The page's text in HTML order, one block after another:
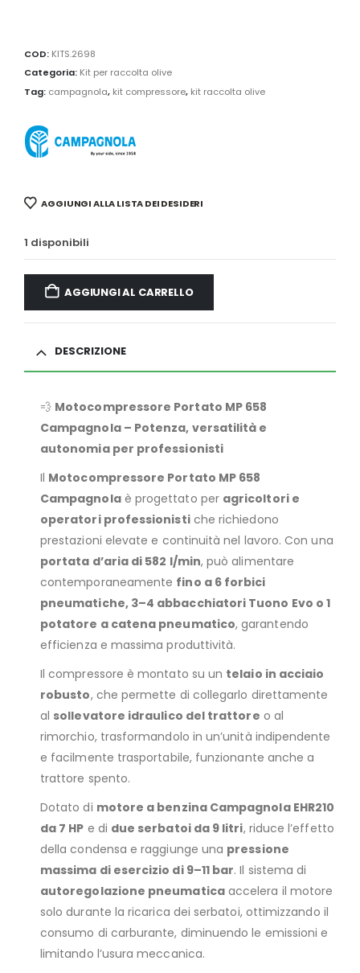
COD: KITS.2698
Categoria: Kit per raccolta olive
Tag: campagnola, kit compressore, kit raccolta olive
AGGIUNGI ALLA LISTA DEI DESIDERI
1 disponibili
AGGIUNGI AL CARRELLO
DESCRIZIONE
💨 Motocompressore Portato MP 658
Campagnola – Potenza, versatilità e
autonomia per professionisti
Il Motocompressore Portato MP 658
Campagnolaè progettato per agricoltori e
operatori professionistiche richiedono
prestazioni elevate e continuità nel lavoro. Con una
portata d’aria di 582 l/min, può alimentare
contemporaneamente fino a 6 forbici
pneumatiche, 3–4 abbacchiatori Tuono Evo o 1
potatore a catena pneumatico, garantendo
efficienza e massima produttività.
Il compressore è montato su un telaio in acciaio
robusto, che permette di collegarlo direttamente
al sollevatore idraulico del trattore o al
rimorchio, trasformandolo in un’unità indipendente
e facilmente trasportabile, funzionante anche a
trattore spento.
Dotato di motore a benzina Campagnola EHR210
da 7 HP e di due serbatoi da 9 litri, riduce l’effetto
della condensa e raggiunge una pressione
massima di esercizio di 9–11 bar. Il sistema di
autoregolazione pneumaticaaccelera il motore
solo durante la ricarica dei serbatoi, ottimizzando il
consumo di carburante, diminuendo le emissioni e
limitando l’usura meccanica.